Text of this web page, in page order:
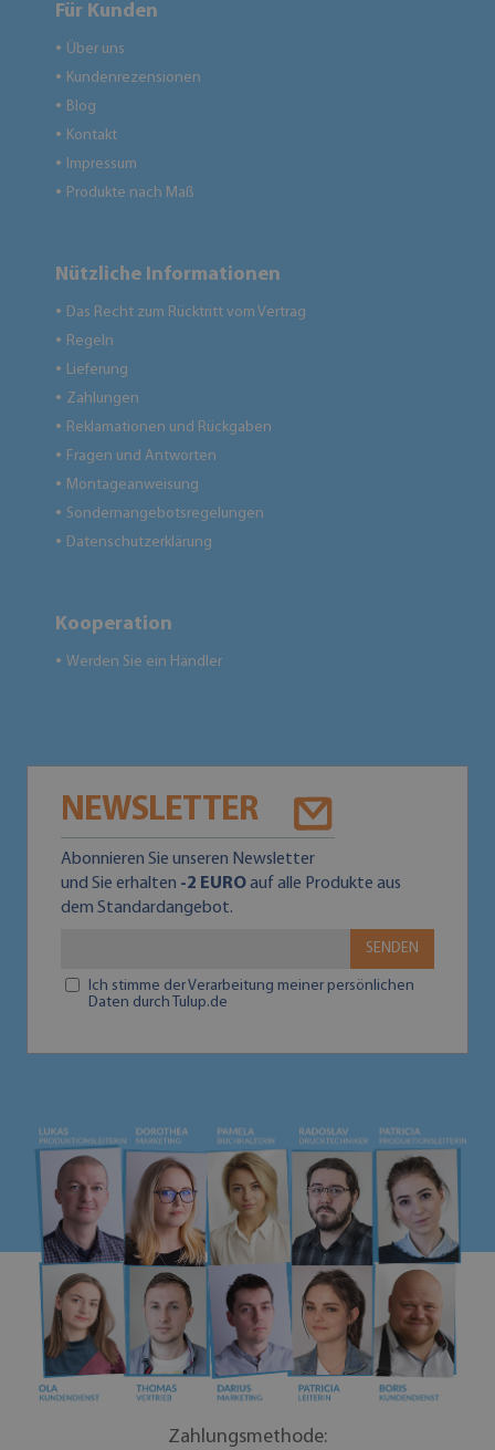
Für Kunden
● Über uns
● Kundenrezensionen
● Blog
● Kontakt
● Impressum
● Produkte nach Maß
Nützliche Informationen
● Das Recht zum Rücktritt vom Vertrag
● Regeln
● Lieferung
● Zahlungen
● Reklamationen und Rückgaben
● Fragen und Antworten
● Montageanweisung
● Sondernangebotsregelungen
● Datenschutzerklärung
Kooperation
● Werden Sie ein Händler
NEWSLETTER
Abonnieren Sie unseren Newsletter
und Sie erhalten -2 EUROauf alle Produkte aus
dem Standardangebot.
SENDEN
Ich stimme der Verarbeitung meiner persönlichen
Daten durch Tulup.de
Zahlungsmethode: